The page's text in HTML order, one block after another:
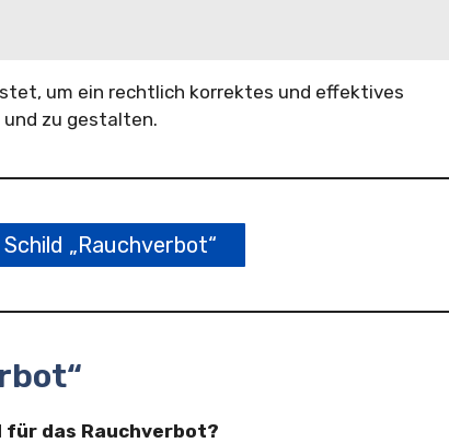
um ein rechtlich korrektes und effektives
zu gestalten.
Schild „Rauchverbot“
für das Rauchverbot?